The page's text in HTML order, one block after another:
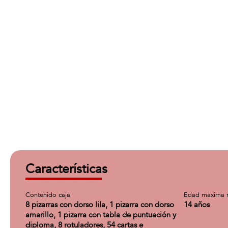
Características
Contenido caja
8 pizarras con dorso lila, 1 pizarra con dorso
amarillo, 1 pizarra con tabla de puntuación y
diploma, 8 rotuladores, 54 cartas e
Edad maxima
14 años